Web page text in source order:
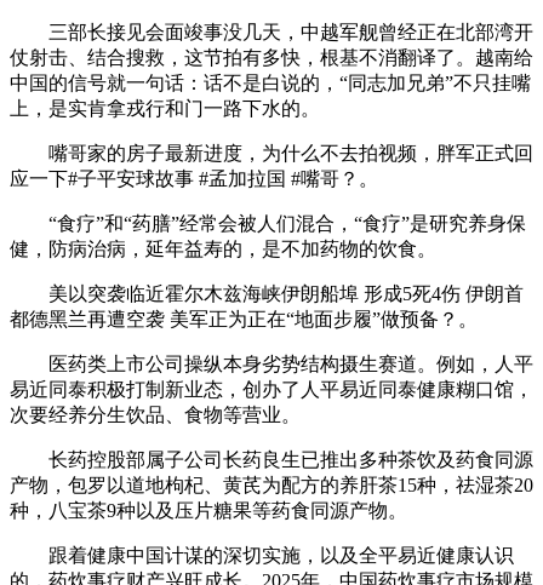
三部长接见会面竣事没几天，中越军舰曾经正在北部湾开
仗射击、结合搜救，这节拍有多快，根基不消翻译了。越南给
中国的信号就一句话：话不是白说的，“同志加兄弟”不只挂嘴
上，是实肯拿戎行和门一路下水的。
嘴哥家的房子最新进度，为什么不去拍视频，胖军正式回
应一下#子平安球故事 #孟加拉国 #嘴哥？。
“食疗”和“药膳”经常会被人们混合，“食疗”是研究养身保
健，防病治病，延年益寿的，是不加药物的饮食。
美以突袭临近霍尔木兹海峡伊朗船埠 形成5死4伤 伊朗首
都德黑兰再遭空袭 美军正为正在“地面步履”做预备？。
医药类上市公司操纵本身劣势结构摄生赛道。例如，人平
易近同泰积极打制新业态，创办了人平易近同泰健康糊口馆，
次要经养分生饮品、食物等营业。
长药控股部属子公司长药良生已推出多种茶饮及药食同源
产物，包罗以道地枸杞、黄芪为配方的养肝茶15种，祛湿茶20
种，八宝茶9种以及压片糖果等药食同源产物。
跟着健康中国计谋的深切实施，以及全平易近健康认识